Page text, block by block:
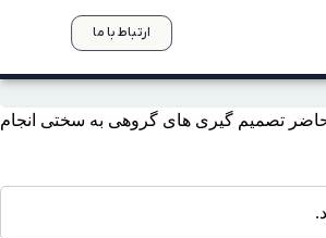
ارتباط با ما
حال حاضر تصمیم گیری های گروهی به سختی انجام